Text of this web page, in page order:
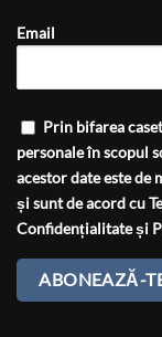
Email
Prin bifarea
personale în scopul
acestor date este
și sunt de acord cu
Confidențialitateși